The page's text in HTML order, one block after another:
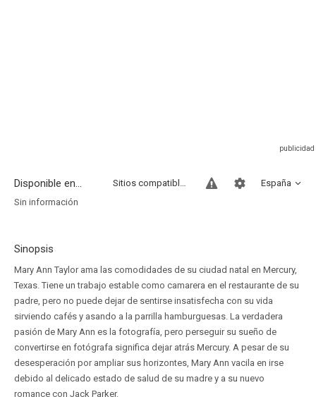
Disponible en... España
Sitios compatibles
Sin información
Sinopsis
Mary Ann Taylor ama las comodidades de su ciudad natal en Mercury,
Texas. Tiene un trabajo estable como camarera en el restaurante de su
padre, pero no puede dejar de sentirse insatisfecha con su vida
sirviendo cafés y asando a la parrilla hamburguesas. La verdadera
pasión de Mary Ann es la fotografía, pero perseguir su sueño de
convertirse en fotógrafa significa dejar atrás Mercury. A pesar de su
desesperación por ampliar sus horizontes, Mary Ann vacila en irse
debido al delicado estado de salud de su madre y a su nuevo
romance con Jack Parker.